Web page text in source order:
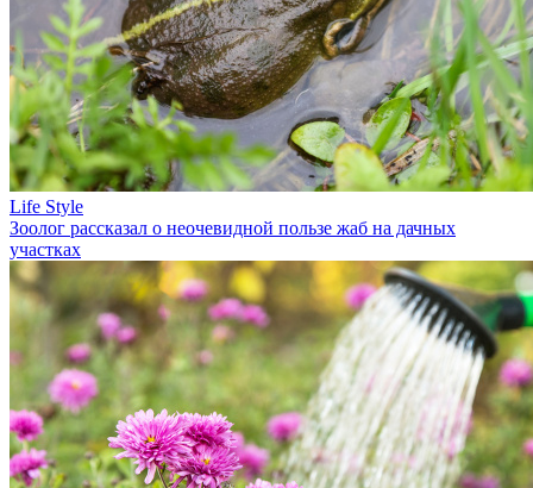
Life Style
Зоолог рассказал о неочевидной пользе жаб на дачных
участках